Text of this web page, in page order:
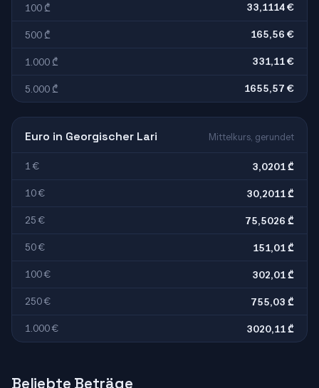
100 ₾ 33,1114 €
500 ₾ 165,56 €
1.000 ₾ 331,11 €
5.000 ₾ 1655,57 €
Euro in Georgischer Lari Mittelkurs, gerundet
1 € 3,0201 ₾
10 € 30,2011 ₾
25 € 75,5026 ₾
50 € 151,01 ₾
100 € 302,01 ₾
250 € 755,03 ₾
1.000 € 3020,11 ₾
Beliebte Beträge